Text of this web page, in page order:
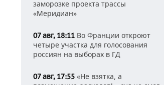
заморозке проекта трассы
«Меридиан»
07 авг, 18:11 Во Франции откроют
четыре участка для голосования
россиян на выборах в ГД
07 авг, 17:55 «Не взятка, а